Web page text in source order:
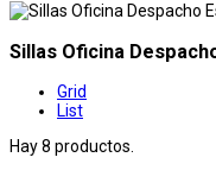
Sillas Oficina
Grid
List
Hay 8 productos.